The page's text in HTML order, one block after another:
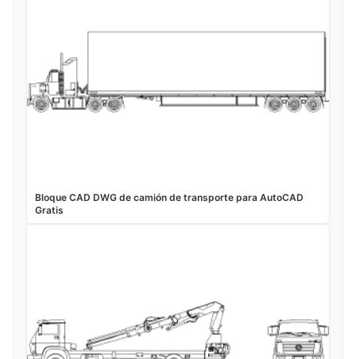
Bloque CAD DWG de camión de transporte para AutoCAD
Gratis